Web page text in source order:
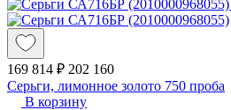
169 814 ₽ 202 160
Серьги, лимонное золото 750 проба
В корзину